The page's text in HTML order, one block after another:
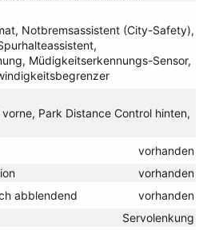
Notbremsassistent (City-Safety),
Müdigkeitserkennungs-Sensor,
Park Distance Control hinten,
vorhanden
vorhanden
abblendend
vorhanden
Servolenkung